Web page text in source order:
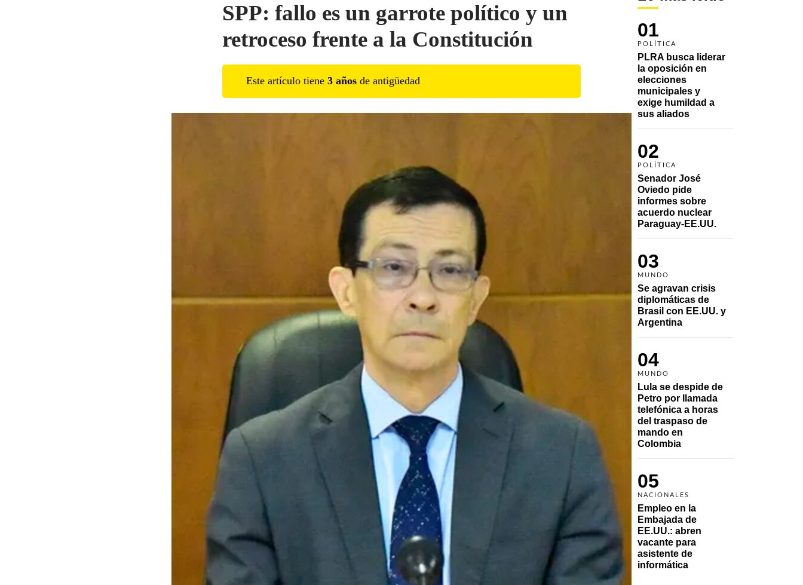
01
POLÍTICA
PLRA busca liderar
la oposición en
elecciones
municipales y
exige humildad a
sus aliados
02
POLÍTICA
Senador José
Oviedo pide
informes sobre
acuerdo nuclear
Paraguay-EE.UU.
03
MUNDO
Se agravan crisis
diplomáticas de
Brasil con EE.UU. y
Argentina
04
MUNDO
Lula se despide de
Petro por llamada
telefónica a horas
del traspaso de
mando en
Colombia
05
NACIONALES
Empleo en la
Embajada de
EE.UU.: abren
vacante para
asistente de
informática
SPP: fallo es un garrote político y un
retroceso frente a la Constitución
Este artículo tiene 3 años de antigüedad